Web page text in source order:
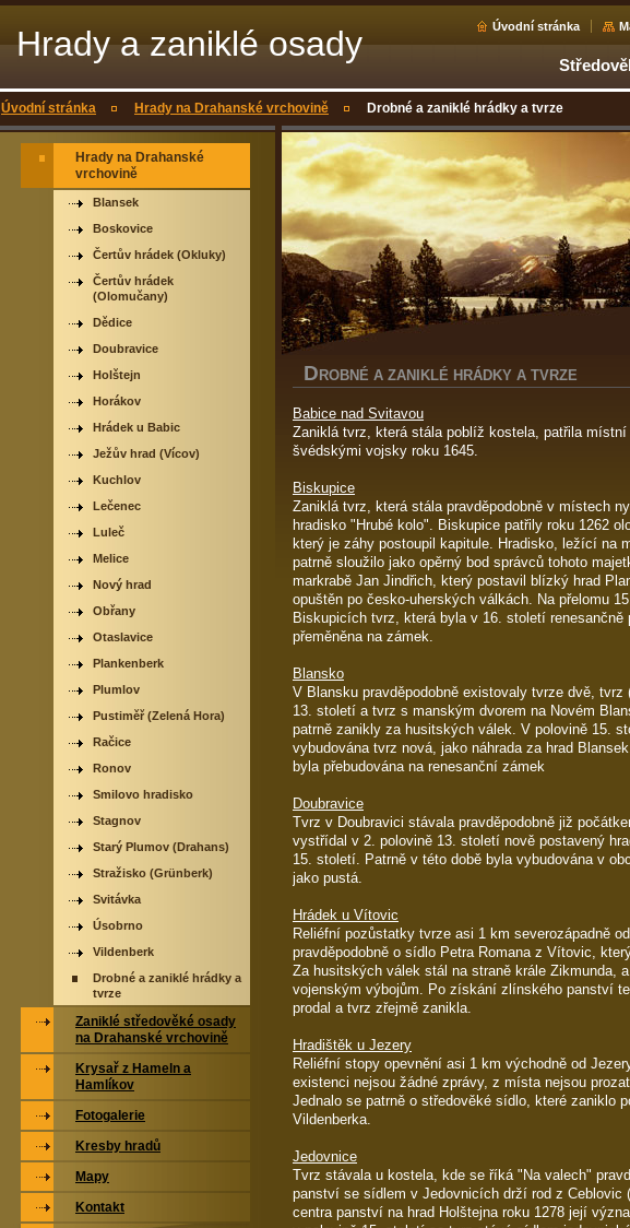
Hrady a zaniklé osady Úvodní stránka
Úvodní stránka Hrady na Drahanské vrchovině Drobné a zaniklé hrádky a tvrze
D ROBNÉ A ZANIKLÉ HRÁDKY A TVRZE
Babice nad Svitavou
Zaniklá tvrz, která stála poblíž kostela, patřila
švédskými vojsky roku 1645.
Biskupice
Zaniklá tvrz, která stála pravděpodobně v místech
hradisko "Hrubé kolo". Biskupice patřily roku 1262
který je záhy postoupil kapitule. Hradisko, ležící na
patrně sloužilo jako opěrný bod správců tohoto
markrabě Jan Jindřich, který postavil blízký hrad
opuštěn po česko-uherských válkách. Na přelomu
Biskupicích tvrz, která byla v 16. století
přeměněna na zámek.
Blansko
V Blansku pravděpodobně existovaly tvrze dvě,
13. století a tvrz s manským dvorem na Novém
patrně zanikly za husitských válek. V polovině 15.
vybudována tvrz nová, jako náhrada za hrad
byla přebudována na renesanční zámek
Doubravice
Tvrz v Doubravici stávala pravděpodobně již
vystřídal v 2. polovině 13. století nově postavený
15. století. Patrně v této době byla vybudována v
jako pustá.
Hrádek u Vítovic
Reliéfní pozůstatky tvrze asi 1 km severozápadně
pravděpodobně o sídlo Petra Romana z Vítovic,
Za husitských válek stál na straně krále Zikmunda,
vojenským výbojům. Po získání zlínského panství
prodal a tvrz zřejmě zanikla.
Hradištěk u Jezery
Reliéfní stopy opevnění asi 1 km východně od
existenci nejsou žádné zprávy, z místa nejsou
Jednalo se patrně o středověké sídlo, které zaniklo
Vildenberka.
Jedovnice
Tvrz stávala u kostela, kde se říká "Na valech"
panství se sídlem v Jedovnicích drží rod z Ceblovic
centra panství na hrad Holštejna roku 1278 její
Hrady na Drahanské
vrchovině
Blansek
Boskovice
Čertův hrádek (Okluky)
Čertův hrádek
(Olomučany)
Dědice
Doubravice
Holštejn
Horákov
Hrádek u Babic
Ježův hrad (Vícov)
Kuchlov
Lečenec
Luleč
Melice
Nový hrad
Obřany
Otaslavice
Plankenberk
Plumlov
Pustiměř (Zelená Hora)
Račice
Ronov
Smilovo hradisko
Stagnov
Starý Plumov (Drahans)
Stražisko (Grünberk)
Svitávka
Úsobrno
Vildenberk
Drobné a zaniklé hrádky a
tvrze
Zaniklé středověké osady
na Drahanské vrchovině
Krysař z Hameln a
Hamlíkov
Fotogalerie
Kresby hradů
Mapy
Kontakt